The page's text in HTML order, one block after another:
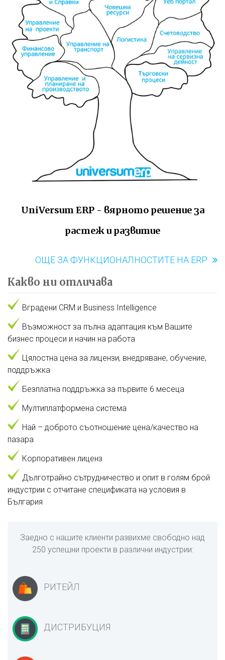
UniVersum ERP - вярното решение за
растеж и развитие
ОЩЕ ЗА ФУНКЦИОНАЛНОСТИТЕ НА ERP
Какво ни отличава
Вградени CRM и Business Intelligence
Възможност за пълна адаптация към Вашите
бизнес процеси и начин на работа
Цялостна цена за лицензи, внедряване, обучение,
поддръжка
Безплатна поддръжка за първите 6 месеца
Мултиплатформена система
Най – доброто съотношение цена/качество на
пазара
Корпоративен лиценз
Дълготрайно сътрудничество и опит в голям брой
индустрии с отчитане спецификата на условия в
България
Заедно с нашите клиенти развихме свободно над
250 успешни проекти в различни индустрии:
РИТЕЙЛ
ДИСТРИБУЦИЯ